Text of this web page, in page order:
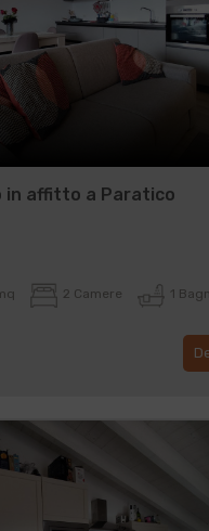
in affitto a Paratico
2 Camere 1